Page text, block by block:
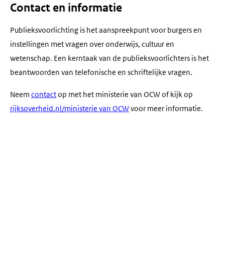
Contact en informatie
Publieksvoorlichting is het aanspreekpunt voor burgers en
instellingen met vragen over onderwijs, cultuur en
wetenschap. Een kerntaak van de publieksvoorlichters is het
beantwoorden van telefonische en schriftelijke vragen.
Neem contactop met het ministerie van OCW of kijk op
rijksoverheid.nl/ministerie van OCWvoor meer informatie.